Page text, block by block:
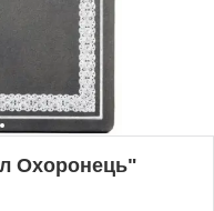
Охоронець"